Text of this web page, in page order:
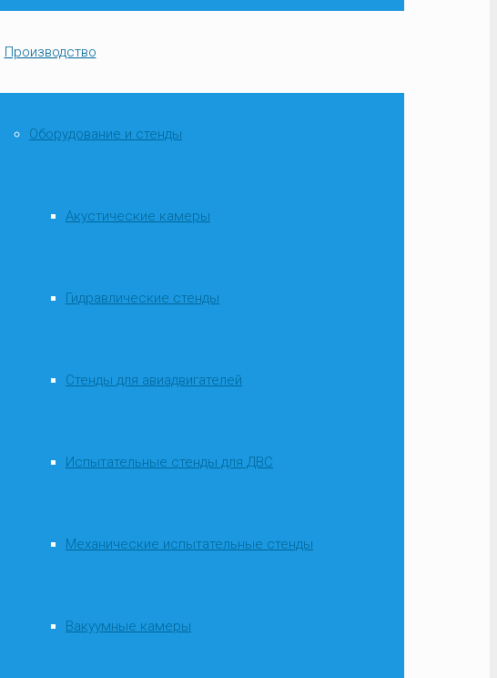
Производство
Оборудование и стенды
Акустические камеры
Гидравлические стенды
Стенды для авиадвигателей
Испытательные стенды для ДВС
Механические испытательные стенды
Вакуумные камеры